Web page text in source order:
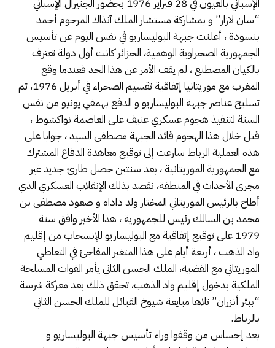
الإسباني بالعيون في 28 فبراير 1976 بحضور الجنيرال الإسباني
“سان لازار” و بمشاركة مستشار الملك آنذاك المرحوم أحمد
بنسودة ، أعلنت جبهة البوليساريو في نفس اليوم عن تأسيس
الجمهورية الصحراوية الوهمية، الجزائر كانت أول دولة تعترف
بالكيان المصطنع ، لم يقف الأمر عن هذا الحد فعندما وقع
المغرب مع موريتانيا إتفاقية تقسيم الصحراء في أبريل 1976، تم
تسليح عناصر جبهة البوليساريو و الدفع بهمفي يونيو من نفس
السنة لتنفيذ هجوم عسكري عنيف على العاصمة نواكشوط ،
قتل خلال هذا الهجوم قائد الجبهة مصطفى السيد ، جوابا على
هذه العملية الرباط سارعت إلى توقيع معاهدة الدفاع المشترك
مع الجمهورية الموريتانية ، بعد سنتين حصل طارئ جديد غير
مجرى الأحداث في المنطقة، نقصد بذلك الإنقلاب العسكري الذي
أطاح بالرئيس الموريتاني المختار ولد داداه و صعود مصطفى بن
محمد بن السالك رئيس للجمهورية ، هذا الأخير وافق سنة
1979 على توقيع إتفاقية مع البوليساريو للإنسحاب من إقليم
واد الذهب ، أربعة أيام على هذا المتغير المفاجئ في التعاطي
الموريتاني مع القضية، الملك الحسن الثاني يأمر القوات المسلحة
الملكية بدخول إقليم واد الذهب، تحقق ذلك بعد معركة شرسة
“ببئر أنزران” تلاها مبايعة شيوخ القبائل للملك الحسن الثاني
بالرباط.
بعد إحساس من وقفوا وراء تأسيس جبهة البوليساريو و